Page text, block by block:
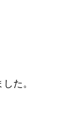
た。